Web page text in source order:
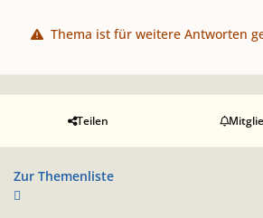
Thema ist für weitere Antworten
Teilen
Zur Themenliste